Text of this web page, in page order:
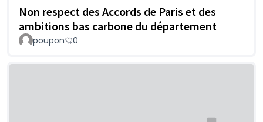
Non respect des Accords de Paris et des
ambitions bas carbone du département
poupon 0